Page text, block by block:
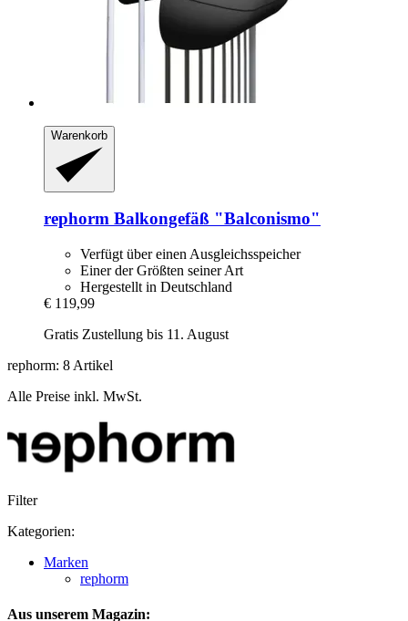
Warenkorb
rephorm Balkongefäß "Balconismo"
Verfügt über einen Ausgleichsspeicher
Einer der Größten seiner Art
Hergestellt in Deutschland
€ 119,99
Gratis Zustellung bis 11. August
rephorm: 8 Artikel
Alle Preise inkl. MwSt.
Filter
Kategorien:
Marken
rephorm
Aus unserem Magazin: